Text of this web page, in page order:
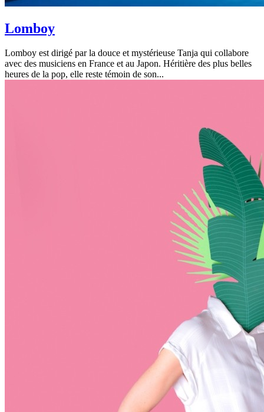
Lomboy
Lomboy est dirigé par la douce et mystérieuse Tanja qui collabore
avec des musiciens en France et au Japon. Héritière des plus belles
heures de la pop, elle reste témoin de son...